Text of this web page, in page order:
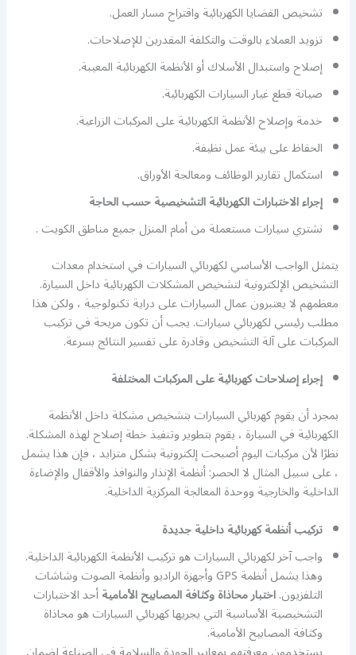
تشخيص القضايا الكهربائية واقتراح مسار العمل.
تزويد العملاء بالوقت والتكلفة المقدرين للإصلاحات.
إصلاح واستبدال الأسلاك أو الأنظمة الكهربائية المعيبة.
صيانة قطع غيار السيارات الكهربائية.
خدمة وإصلاح الأنظمة الكهربائية على المركبات الزراعية.
الحفاظ على بيئة عمل نظيفة.
استكمال تقارير الوظائف ومعالجة الأوراق.
إجراء الاختبارات الكهربائية التشخيصية حسب الحاجة
نشتري سيارات مستعملة من أمام المنزل جميع مناطق الكويت .
يتمثل الواجب الأساسي لكهربائي السيارات في استخدام معدات
التشخيص الإلكترونية لتشخيص المشكلات الكهربائية داخل السيارة.
معظمهم لا يعتبرون عمال السيارات على دراية تكنولوجية ، ولكن هذا
مطلب رئيسي لكهربائي سيارات. يجب أن تكون مريحة في تركيب
المركبات على آلة التشخيص وقادرة على تفسير النتائج بسرعة.
إجراء إصلاحات كهربائية على المركبات المختلفة
بمجرد أن يقوم كهربائي السيارات بتشخيص مشكلة داخل الأنظمة
الكهربائية في السيارة ، يقوم بتطوير وتنفيذ خطة إصلاح لهذه المشكلة.
نظرًا لأن مركبات اليوم أصبحت إلكترونية بشكل متزايد ، فإن هذا يشمل
، على سبيل المثال لا الحصر: أنظمة الإنذار والنوافذ والأقفال والإضاءة
الداخلية والخارجية ووحدة المعالجة المركزية الداخلية.
تركيب أنظمة كهربائية داخلية جديدة
واجب آخر لكهربائي السيارات هو تركيب الأنظمة الكهربائية الداخلية.
وهذا يشمل أنظمة GPS وأجهزة الراديو وأنظمة الصوت وشاشات
التلفزيون.اختبار محاذاة وكثافة المصابيح الأماميةأحد الاختبارات
التشخيصية الأساسية التي يجريها كهربائي السيارات هو محاذاة
وكثافة المصابيح الأمامية.